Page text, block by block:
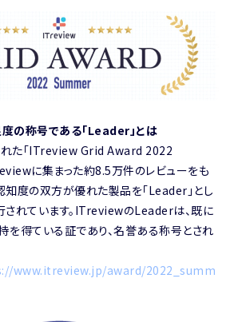
の称号である「Leader」とは
た「ITreview Grid Award 2022
に集まった約8.5万件のレビューをも
知度の双方が優れた製品を「Leader」とし
されています。ITreviewのLeaderは、既に
を得ている証であり、名誉ある称号とされ
www.itreview.jp/award/2022_summ